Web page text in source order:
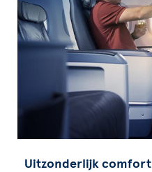
Uitzonderlijk comfort